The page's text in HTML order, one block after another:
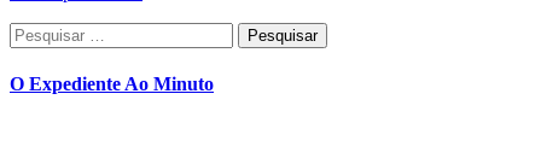
Pesquisar
por:
O Expediente Ao Minuto